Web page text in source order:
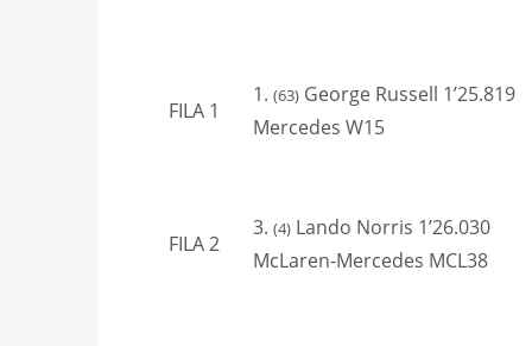
FILA 1
1.(63) George Russell 1’25.819
Mercedes W15
FILA 2
3.(4) Lando Norris 1’26.030
McLaren-Mercedes MCL38